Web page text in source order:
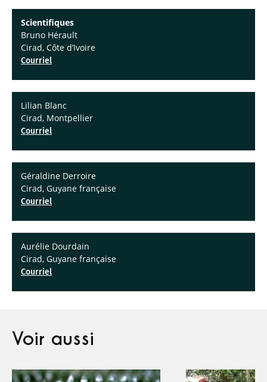
Scientifiques
Bruno Hérault
Cirad, Côte d’Ivoire
Courriel
Lilian Blanc
Cirad, Montpellier
Courriel
Géraldine Derroire
Cirad, Guyane française
Courriel
Aurélie Dourdain
Cirad, Guyane française
Courriel
Voir aussi